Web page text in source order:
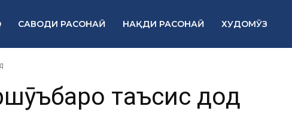
САВОДИ РАСОНАӢ НАҚДИ РАСОНАӢ ХУДОМӮЗ
таъсис дод